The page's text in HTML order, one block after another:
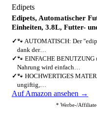
Edipets
Edipets, Automatischer
Einheiten, 3.8L, Futter-
✓🐾 AUTOMATISCH: Der
dank der…
✓🐾 EINFACHE
Nahrung wird einfach…
✓🐾 HOCHWERTIGES
ungiftig,…
Auf Amazon ansehen →
* Werbe-/